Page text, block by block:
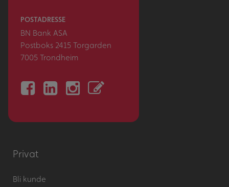
POSTADRESSE
BN Bank ASA
Postboks 2415 Torgarden
7005 Trondheim
Privat
Bli kunde